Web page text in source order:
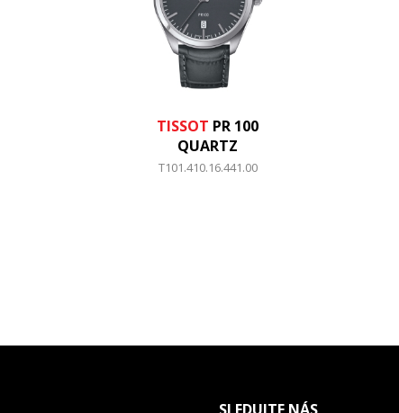
TISSOT PR 100
QUARTZ
T101.410.16.441.00